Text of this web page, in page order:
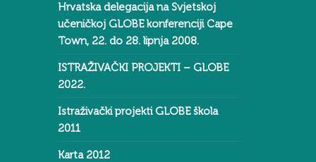
Hrvatska delegacija na Svjetskoj
učeničkoj GLOBE konferenciji Cape
Town, 22. do 28. lipnja 2008.
ISTRAŽIVAČKI PROJEKTI – GLOBE
2022.
Istraživački projekti GLOBE škola
2011
Karta 2012